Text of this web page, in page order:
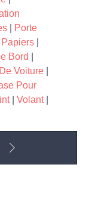
Porte
Papiers
Bord
Voiture
Pour
| Volant|